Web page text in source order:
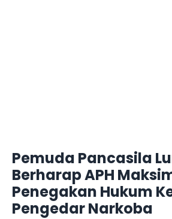
Pemuda Pancasila
Berharap APH
Penegakan Hukum
Pengedar Narkoba